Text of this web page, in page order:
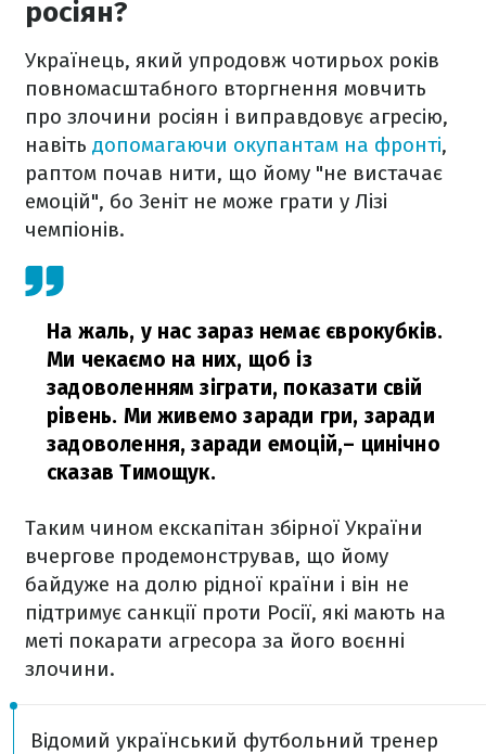
росіян?
Українець, який упродовж чотирьох років
повномасштабного вторгнення мовчить
про злочини росіян і виправдовує агресію,
навіть допомагаючи окупантам на фронті,
раптом почав нити, що йому "не вистачає
емоцій", бо Зеніт не може грати у Лізі
чемпіонів.
На жаль, у нас зараз немає єврокубків.
Ми чекаємо на них, щоб із
задоволенням зіграти, показати свій
рівень. Ми живемо заради гри, заради
задоволення, заради емоцій,– цинічно
сказав Тимощук.
Таким чином екскапітан збірної України
вчергове продемонстрував, що йому
байдуже на долю рідної країни і він не
підтримує санкції проти Росії, які мають на
меті покарати агресора за його воєнні
злочини.
Відомий український футбольний тренер